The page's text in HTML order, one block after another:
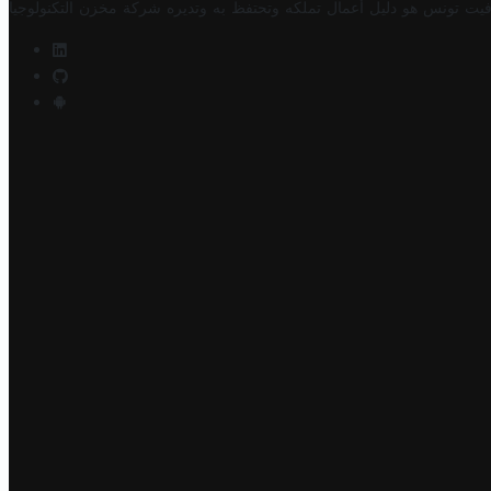
تونس هو دليل أعمال تملكه وتحتفظ به وتديره شركة مخزن التكنولوجيا